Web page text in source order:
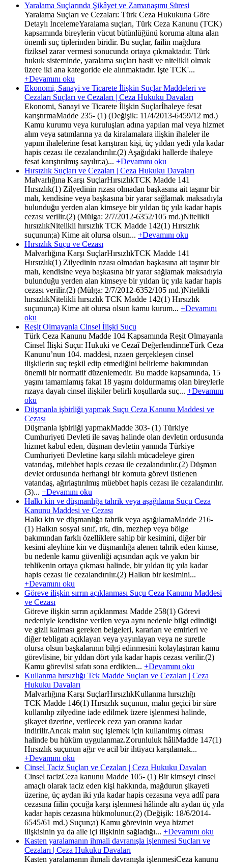
Yaralama Suçlarında Şikâyet ve Zamanaşımı Süresi
Yaralama Suçları ve Cezaları: Türk Ceza Hukukuna Göre
Detaylı İncelemeYaralama suçları, Türk Ceza Kanunu (TCK)
kapsamında bireylerin vücut bütünlüğünü koruma altına alan
önemli suç tiplerinden biridir. Bu suçlar, failin mağdura
fiziksel zarar vermesi sonucunda ortaya çıkmaktadır. Türk
hukuk sisteminde, yaralama suçları basit ve nitelikli olmak
üzere iki ana kategoride ele alınmaktadır. İşte TCK'...
+Devamını oku
Ekonomi, Sanayi ve Ticarete İlişkin Suçlar Maddeleri ve
Cezaları Suçları ve Cezaları | Ceza Hukuku Davaları
Ekonomi, Sanayi ve Ticarete İlişkin Suçlarİhaleye fesat
karıştırmaMadde 235- (1) (Değişik: 11/4/2013-6459/12 md.)
Kamu kurumu veya kuruluşları adına yapılan mal veya hizmet
alım veya satımlarına ya da kiralamalara ilişkin ihaleler ile
yapım ihalelerine fesat karıştıran kişi, üç yıldan yedi yıla kadar
hapis cezası ile cezalandırılır.(2) Aşağıdaki hallerde ihaleye
fesat karıştırılmış sayılır:a)... +Devamını oku
Hırsızlık Suçları ve Cezaları | Ceza Hukuku Davaları
Malvarlığına Karşı SuçlarHırsızlıkTCK Madde 141
Hırsızlık(1) Zilyedinin rızası olmadan başkasına ait taşınır bir
malı, kendisine veya başkasına bir yarar sağlamak maksadıyla
bulunduğu yerden alan kimseye bir yıldan üç yıla kadar hapis
cezası verilir.(2) (Mülga: 2/7/2012-6352/105 md.)Nitelikli
hırsızlıkNitelikli hırsızlık TCK Madde 142(1) Hırsızlık
suçunun;a) Kime ait olursa olsun... +Devamını oku
Hırsızlık Suçu ve Cezası
Malvarlığına Karşı SuçlarHırsızlıkTCK Madde 141
Hırsızlık(1) Zilyedinin rızası olmadan başkasına ait taşınır bir
malı, kendisine veya başkasına bir yarar sağlamak maksadıyla
bulunduğu yerden alan kimseye bir yıldan üç yıla kadar hapis
cezası verilir.(2) (Mülga: 2/7/2012-6352/105 md.)Nitelikli
hırsızlıkNitelikli hırsızlık TCK Madde 142(1) Hırsızlık
suçunun;a) Kime ait olursa olsun kamu kurum... +Devamını
oku
Reşit Olmayanla Cinsel İlişki Suçu
Türk Ceza Kanunu Madde 104 Kapsamında Reşit Olmayanla
Cinsel İlişki Suçu: Hukuki ve Cezaî DeğerlendirmeTürk Ceza
Kanunu’nun 104. maddesi, rızaen gerçekleşen cinsel
ilişkilerin suç teşkil edip etmediğini belirleme bakımından
önemli bir normatif düzenlemedir. Bu madde kapsamında, 15
yaşını tamamlamış fakat 18 yaşını doldurmamış olan bireylerle
rızaya dayalı cinsel ilişkiler belirli koşullarda suç... +Devamını
oku
Düşmanla işbirliği yapmak Suçu Ceza Kanunu Maddesi ve
Cezası
Düşmanla işbirliği yapmakMadde 303- (1) Türkiye
Cumhuriyeti Devleti ile savaş halinde olan devletin ordusunda
hizmet kabul eden, düşman devletin yanında Türkiye
Cumhuriyeti Devletine karşı silahlı mücadeleye giren
vatandaş, müebbet hapis cezası ile cezalandırılır.(2) Düşman
devlet ordusunda herhangi bir komuta görevi üstlenen
vatandaş, ağırlaştırılmış müebbet hapis cezası ile cezalandırılır.
(3)... +Devamını oku
Halkı kin ve düşmanlığa tahrik veya aşağılama Suçu Ceza
Kanunu Maddesi ve Cezası
Halkı kin ve düşmanlığa tahrik veya aşağılamaMadde 216-
(1) Halkın sosyal sınıf, ırk, din, mezhep veya bölge
bakımından farklı özelliklere sahip bir kesimini, diğer bir
kesimi aleyhine kin ve düşmanlığa alenen tahrik eden kimse,
bu nedenle kamu güvenliği açısından açık ve yakın bir
tehlikenin ortaya çıkması halinde, bir yıldan üç yıla kadar
hapis cezası ile cezalandırılır.(2) Halkın bir kesimini...
+Devamını oku
Göreve ilişkin sırrın açıklanması Suçu Ceza Kanunu Maddesi
ve Cezası
Göreve ilişkin sırrın açıklanması Madde 258(1) Görevi
nedeniyle kendisine verilen veya aynı nedenle bilgi edindiği
ve gizli kalması gereken belgeleri, kararları ve emirleri ve
diğer tebligatı açıklayan veya yayınlayan veya ne suretle
olursa olsun başkalarının bilgi edinmesini kolaylaştıran kamu
görevlisine, bir yıldan dört yıla kadar hapis cezası verilir.(2)
Kamu görevlisi sıfatı sona erdikten... +Devamını oku
Kullanma hırsızlığı Tck Madde Suçları ve Cezaları | Ceza
Hukuku Davaları
Malvarlığına Karşı SuçlarHırsızlıkKullanma hırsızlığı
TCK Madde 146(1) Hırsızlık suçunun, malın geçici bir süre
kullanılıp zilyedine iade edilmek üzere işlenmesi halinde,
şikayet üzerine, verilecek ceza yarı oranına kadar
indirilir.Ancak malın suç işlemek için kullanılmış olması
halinde bu hüküm uygulanmaz.Zorunluluk hâliMadde 147(1)
Hırsızlık suçunun ağır ve acil bir ihtiyacı karşılamak...
+Devamını oku
Cinsel Taciz Suçları ve Cezaları | Ceza Hukuku Davaları
Cinsel tacizCeza kanunu Madde 105- (1) Bir kimseyi cinsel
amaçlı olarak taciz eden kişi hakkında, mağdurun şikayeti
üzerine, üç aydan iki yıla kadar hapis cezasına veya adlî para
cezasına fiilin çocuğa karşı işlenmesi hâlinde altı aydan üç yıla
kadar hapis cezasına hükmolunur.(2) (Değişik: 18/6/2014-
6545/61 md.) Suçun;a) Kamu görevinin veya hizmet
ilişkisinin ya da aile içi ilişkinin sağladığı... +Devamını oku
Kasten yaralamanın ihmali davranışla işlenmesi Suçları ve
Cezaları | Ceza Hukuku Davaları
Kasten yaralamanın ihmali davranışla işlenmesiCeza kanunu